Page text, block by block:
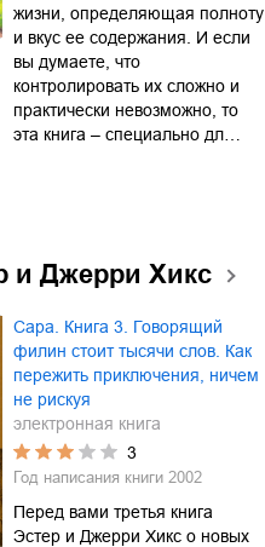
жизни, определяющая полноту
и вкус ее содержания. И если
вы думаете, что
контролировать их сложно и
практически невозможно, то
эта книга – специально дл…
и Джерри Хикс
Сара. Книга 3. Говорящий
филин стоит тысячи слов. Как
пережить приключения, ничем
не рискуя
электронная книга
3
Год написания книги 2002
Перед вами третья книга
Эстер и Джерри Хикс о новых